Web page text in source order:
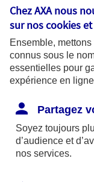
Vous êtes ici :
Epargne retraite
A PROPOS
Chez AXA nous
sur noscookies
Ensemble,
connus sous le
essentielles pour
expérience en
Partagez
Soyez toujours
d’audience et
nos services.